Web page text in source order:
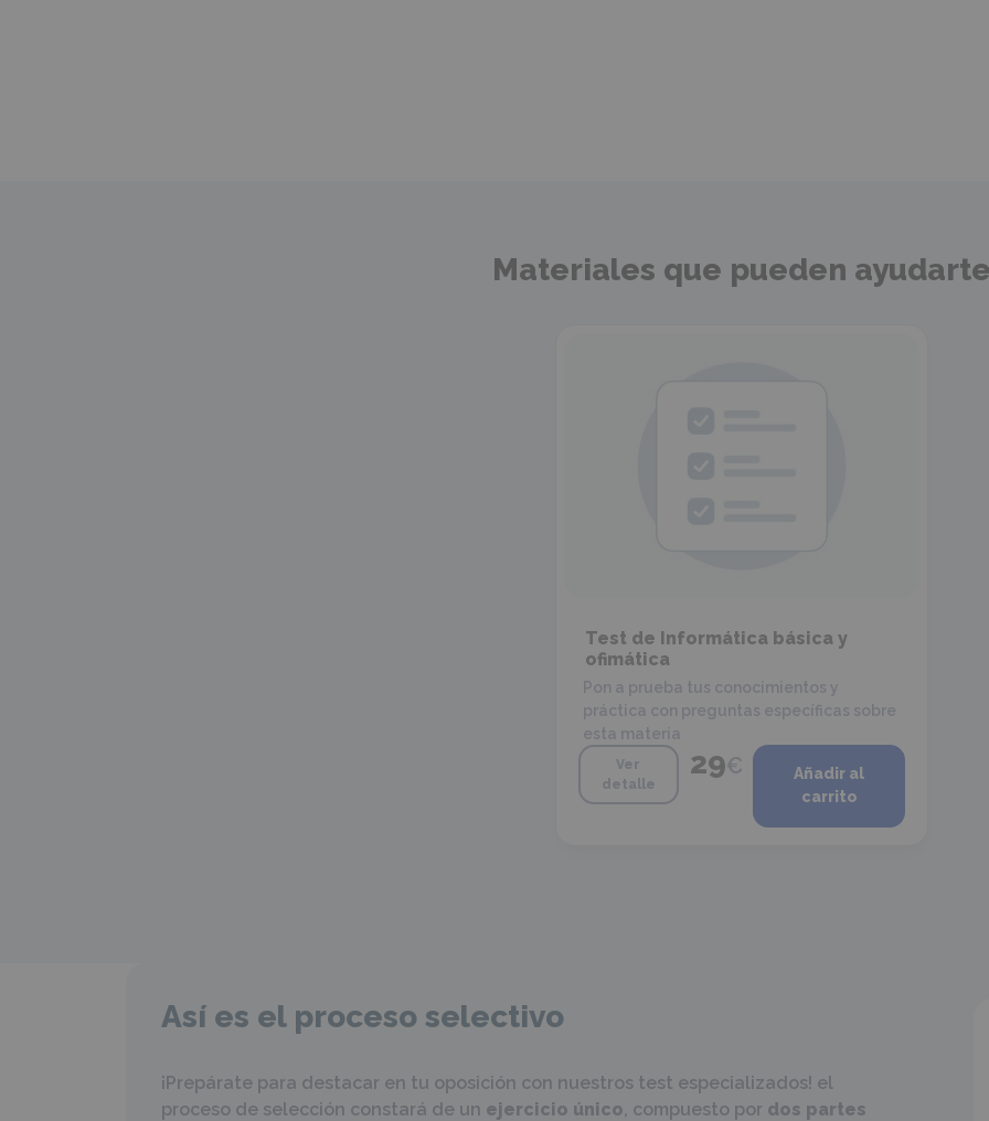
Materiales que pueden
Test de Informática básica y
ofimática
Pon a prueba tus conocimientos y
práctica con preguntas específicas sobre
esta materia
Ver
detalle
29€
Añadir al
carrito
Así es el proceso selectivo
¡Prepárate para destacar en tu oposición con nuestros test especializados! el
proceso de selección constará de un ejercicio único , compuesto por dos partes